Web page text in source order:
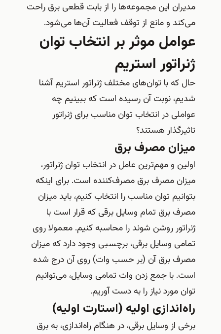
مدیران این مجموعه‌ها را از بابت قطعی برق راحت
می‌کند و مانع از توقف فعالیت آن‌ها می‌شود.
عوامل موثر بر انتخاب توان
ژنراتور استریم
حال که با توان‌های مختلف ژنراتور استریم آشنا
شدیم، نوبت آن رسیده است که ببینیم چه
عواملی در انتخاب توان مناسب برای ژنراتور
تاثیرگذار هستند؟
میزان مصرف برق
اولین و مهم‌ترین عامل در انتخاب توان ژنراتور،
میزان مصرف برق مصرف‌کننده است. برای اینکه
بتوانیم توان مناسب را انتخاب کنیم، باید میزان
مصرف برق تمام وسایل برقی که قرار است با
ژنراتور روشن شوند را محاسبه کنیم. معمولا روی
تمامی وسایل برقی، برچسبی وجود دارد که میزان
مصرف برق آن (بر حسب وات) روی آن درج شده
است. با جمع زدن وات تمامی وسایل، می‌توانیم
توان مورد نیاز را به دست آوریم.
راه‌اندازی اولیه (استارت اولیه)
برخی از وسایل برقی، در هنگام راه‌اندازی، به برق